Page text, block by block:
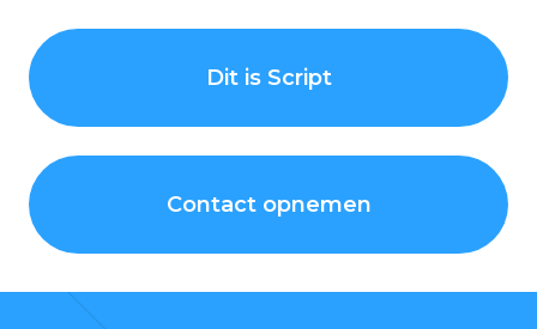
Dit is Script
Contact opnemen